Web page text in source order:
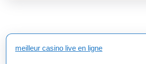
meilleur casino live en ligne